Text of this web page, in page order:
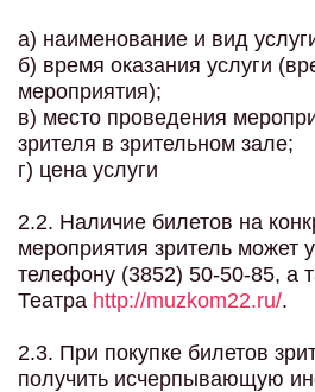
а) наименование и вид
б) время оказания услуги
мероприятия);
в) место проведения
зрителя в зрительном зале;
г) цена услуги
2.2. Наличие билетов на
мероприятия зритель может
телефону (3852) 50-50-85, а
Театра http://muzkom22.ru/.
2.3. При покупке билетов
получить исчерпывающую